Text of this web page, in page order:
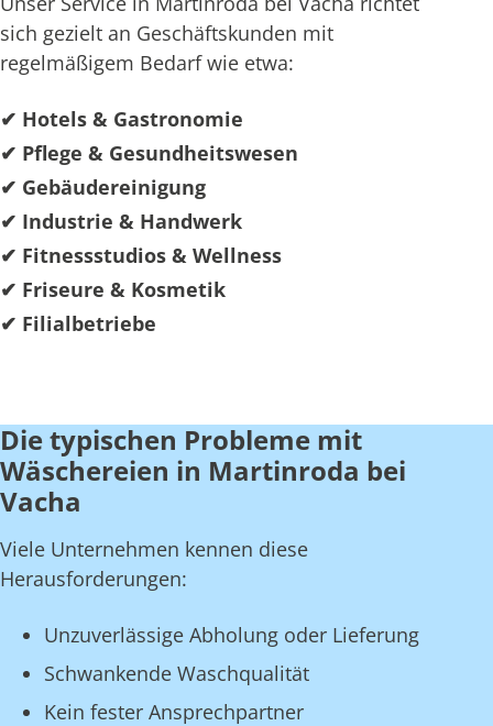
sich gezielt an Geschäftskunden mit
regelmäßigem Bedarf wie etwa:
✔ Hotels & Gastronomie
✔ Pflege & Gesundheitswesen
✔ Gebäudereinigung
✔ Industrie & Handwerk
✔ Fitnessstudios & Wellness
✔ Friseure & Kosmetik
✔ Filialbetriebe
Die typischen Probleme mit
Wäschereien in Martinroda bei
Vacha
Viele Unternehmen kennen diese
Herausforderungen:
Unzuverlässige Abholung oder Lieferung
Schwankende Waschqualität
Kein fester Ansprechpartner